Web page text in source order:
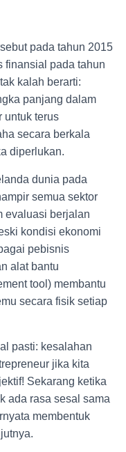
pada tahun 2015
finansial pada tahun
kalah berarti:
panjang dalam
untuk terus
secara berkala
diperlukan.
dunia pada
semua sektor
evaluasi berjalan
kondisi ekonomi
pebisnis
alat bantu
tool) membantu
secara fisik setiap
pasti: kesalahan
jika kita
Sekarang ketika
ada rasa sesal sama
membentuk